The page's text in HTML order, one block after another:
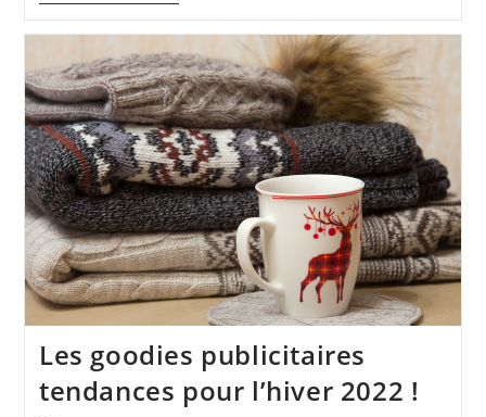
Les goodies publicitaires
tendances pour l’hiver 2022 !